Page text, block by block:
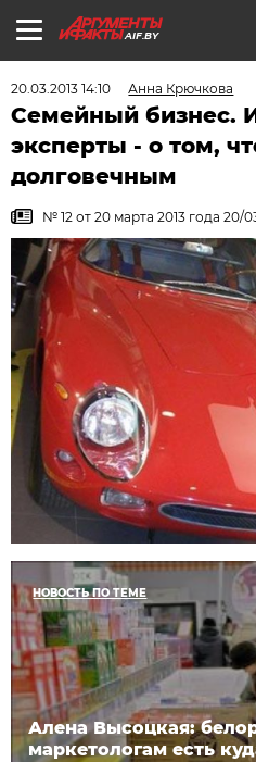
AIF.BY
20.03.2013 14:10 Анна Крючкова
Семейный бизнес.
эксперты - о том,
долговечным
№ 12 от 20 марта 2013 года 20/
НОВОСТЬ ПО ТЕМЕ
Алена Высоцкая:
маркетологам есть